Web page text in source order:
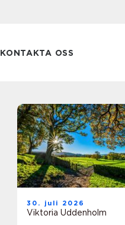
KONTAKTA OSS
30. juli 2026
Viktoria Uddenholm